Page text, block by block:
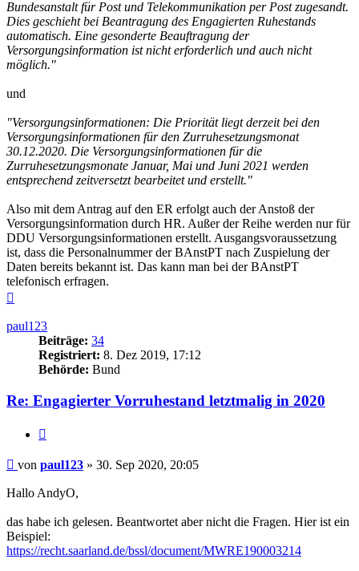
Bundesanstalt für Post und Telekommunikation per Post zugesandt.
Dies geschieht bei Beantragung des Engagierten Ruhestands
automatisch. Eine gesonderte Beauftragung der
Versorgungsinformation ist nicht erforderlich und auch nicht
möglich."
und
"Versorgungsinformationen: Die Priorität liegt derzeit bei den
Versorgungsinformationen für den Zurruhesetzungsmonat
30.12.2020. Die Versorgungsinformationen für die
Zurruhesetzungsmonate Januar, Mai und Juni 2021 werden
entsprechend zeitversetzt bearbeitet und erstellt."
Also mit dem Antrag auf den ER erfolgt auch der Anstoß der
Versorgungsinformation durch HR. Außer der Reihe werden nur für
DDU Versorgungsinformationen erstellt. Ausgangsvoraussetzung
ist, dass die Personalnummer der BAnstPT nach Zuspielung der
Daten bereits bekannt ist. Das kann man bei der BAnstPT
telefonisch erfragen.
paul123
Beiträge: 34
Registriert: 8. Dez 2019, 17:12
Behörde: Bund
Re: Engagierter Vorruhestand letztmalig in 2020
Beitrag
von paul123 » 30. Sep 2020, 20:05
Hallo AndyO,
das habe ich gelesen. Beantwortet aber nicht die Fragen. Hier ist ein
Beispiel:
https://recht.saarland.de/bssl/document/MWRE190003214